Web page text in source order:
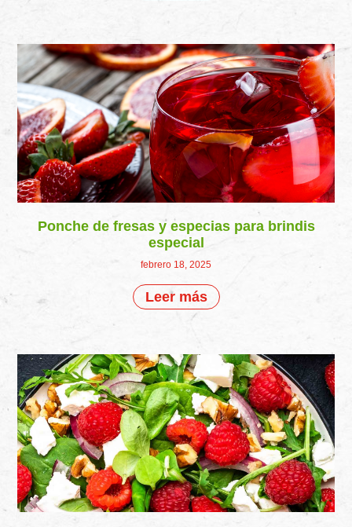
Ponche de fresas y especias para brindis
especial
febrero 18, 2025
Leer más